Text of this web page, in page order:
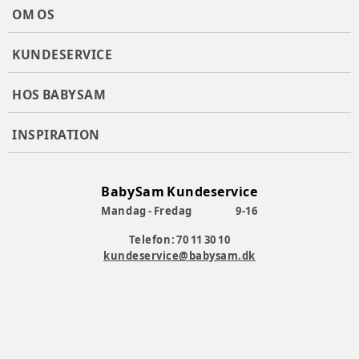
Thule Maple
Producent:Bugaboo International, Paasheuvelweg 9, 1105
BE Amsterdam, Netherlands
Varenummer: 383768
OM OS
KUNDESERVICE
HOS BABYSAM
INSPIRATION
BabySam Kundeservice
Mandag - Fredag
9-16
Telefon: 70 11 30 10
kundeservice@babysam.dk